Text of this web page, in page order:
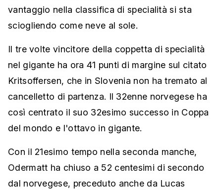
vantaggio nella classifica di specialità si sta
sciogliendo come neve al sole.
Il tre volte vincitore della coppetta di specialità
nel gigante ha ora 41 punti di margine sul citato
Kritsoffersen, che in Slovenia non ha tremato al
cancelletto di partenza. Il 32enne norvegese ha
così centrato il suo 32esimo successo in Coppa
del mondo e l'ottavo in gigante.
Con il 21esimo tempo nella seconda manche,
Odermatt ha chiuso a 52 centesimi di secondo
dal norvegese, preceduto anche da Lucas